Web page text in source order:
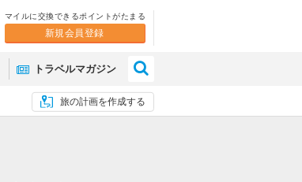
マイルに交換できるポイントがたまる
新規会員登録
トラベルマガジン
旅の計画を作成する